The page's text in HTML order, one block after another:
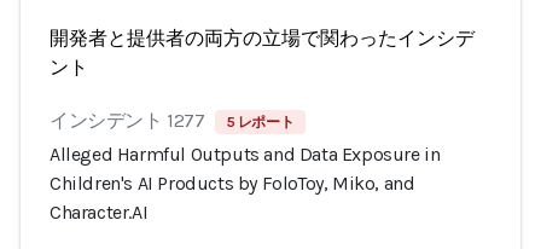
開発者と提供者の両方の立場で関わったインシデ
ント
インシデント 1277 5 レポート
Alleged Harmful Outputs and Data Exposure in
Children's AI Products by FoloToy, Miko, and
Character.AI